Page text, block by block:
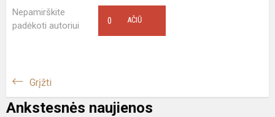
Nepamirškite
padėkoti autoriui
AČIŪ
0
Grįžti
Ankstesnės naujienos